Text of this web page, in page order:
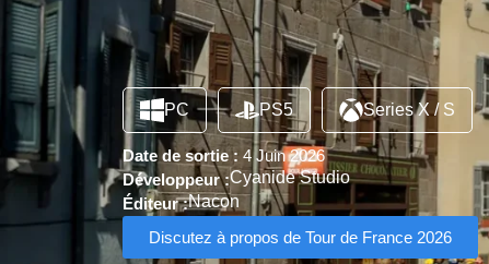
PC PS5 Series X / S
Date de sortie : 4 Juin 2026
Développeur :Cyanide Studio
Éditeur :Nacon
Discutez à propos de Tour de France 2026